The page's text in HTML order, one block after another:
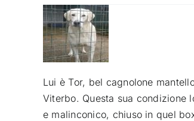
Lui è Tor, bel cagnolone
Viterbo. Questa sua condizione
e malinconico, chiuso in quel